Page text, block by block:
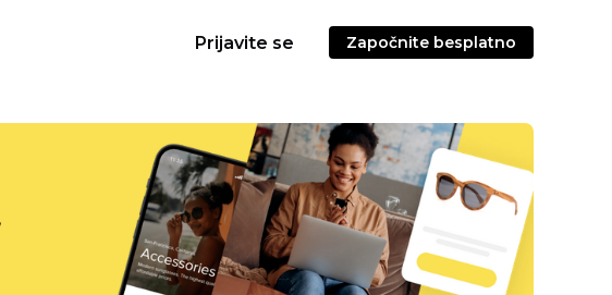
Prijavite se Započnite besplatno